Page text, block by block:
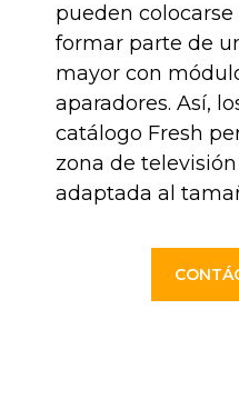
pueden
formar parte de
mayor con
aparadores. Así,
catálogo Fresh
zona de
adaptada al